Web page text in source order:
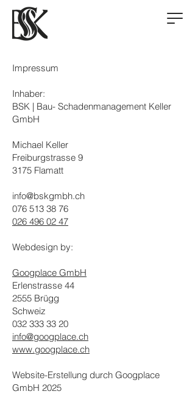
Impressum
Inhaber:
BSK | Bau- Schadenmanagement Keller
GmbH
Michael Keller
Freiburgstrasse 9
3175 Flamatt
info@bskgmbh.ch
076 513 38 76
026 496 02 47
Webdesign by:
Googplace GmbH
Erlenstrasse 44
2555 Brügg
Schweiz
032 333 33 20
info@googplace.ch
www.googplace.ch
Website-Erstellung durch Googplace
GmbH 2025